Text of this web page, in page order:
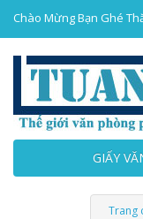
Chào Mừng Bạn Ghé
GIẤY
Trang